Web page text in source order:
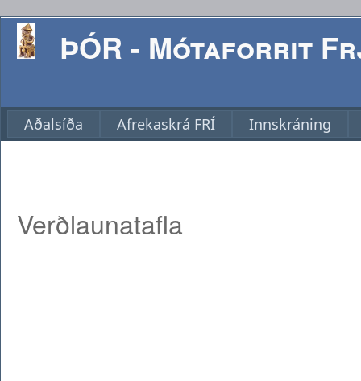
ÞÓR - Mótaforrit
Aðalsíða Afrekaskrá FRÍ Innskráning
Verðlaunatafla